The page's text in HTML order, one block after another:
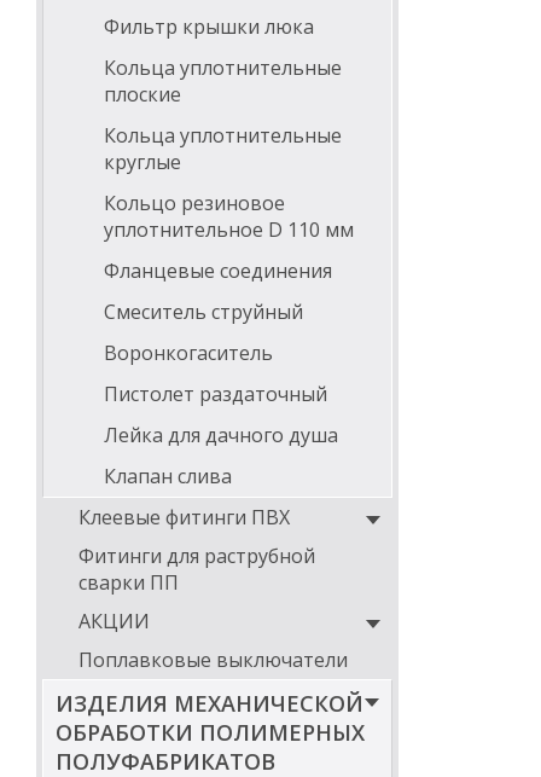
Фильтр крышки люка
Кольца уплотнительные
плоские
Кольца уплотнительные
круглые
Кольцо резиновое
уплотнительное D 110 мм
Фланцевые соединения
Смеситель струйный
Воронкогаситель
Пистолет раздаточный
Лейка для дачного душа
Клапан слива
Клеевые фитинги ПВХ
Фитинги для раструбной
сварки ПП
АКЦИИ
Поплавковые выключатели
ИЗДЕЛИЯ МЕХАНИЧЕСКОЙ
ОБРАБОТКИ ПОЛИМЕРНЫХ
ПОЛУФАБРИКАТОВ